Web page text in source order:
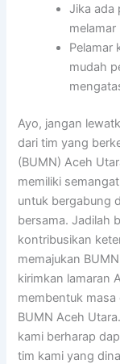
Jika ada
melamar
Pelamar
mudah
Ayo, jangan
dari tim yang
(BUMN) Aceh
memiliki
untuk bergabung
bersama. Jadilah
kontribusikan
memajukan
kirimkan lamaran
membentuk
BUMN Aceh
kami berharap
tim kami yang